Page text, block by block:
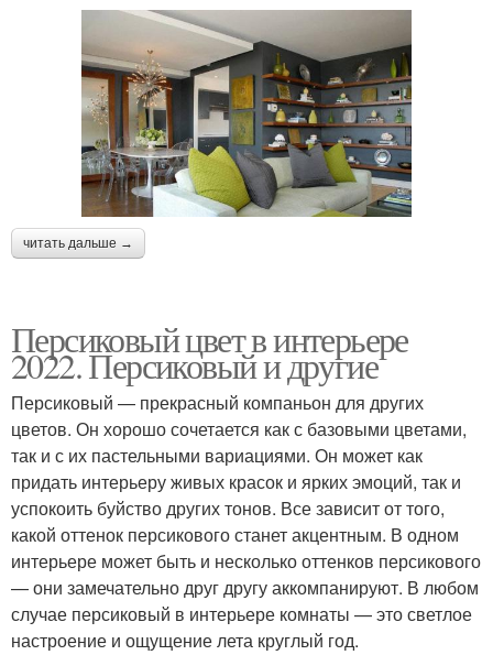
читать дальше →
Персиковый цвет в интерьере
2022. Персиковый и другие
Персиковый — прекрасный компаньон для других
цветов. Он хорошо сочетается как с базовыми цветами,
так и с их пастельными вариациями. Он может как
придать интерьеру живых красок и ярких эмоций, так и
успокоить буйство других тонов. Все зависит от того,
какой оттенок персикового станет акцентным. В одном
интерьере может быть и несколько оттенков персикового
— они замечательно друг другу аккомпанируют. В любом
случае персиковый в интерьере комнаты — это светлое
настроение и ощущение лета круглый год.